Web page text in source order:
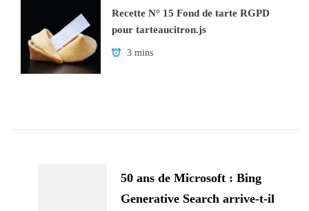
Recette N° 15 Fond de tarte RGPD
pour tarteaucitron.js
3 mins
50 ans de Microsoft : Bing
Generative Search arrive-t-il